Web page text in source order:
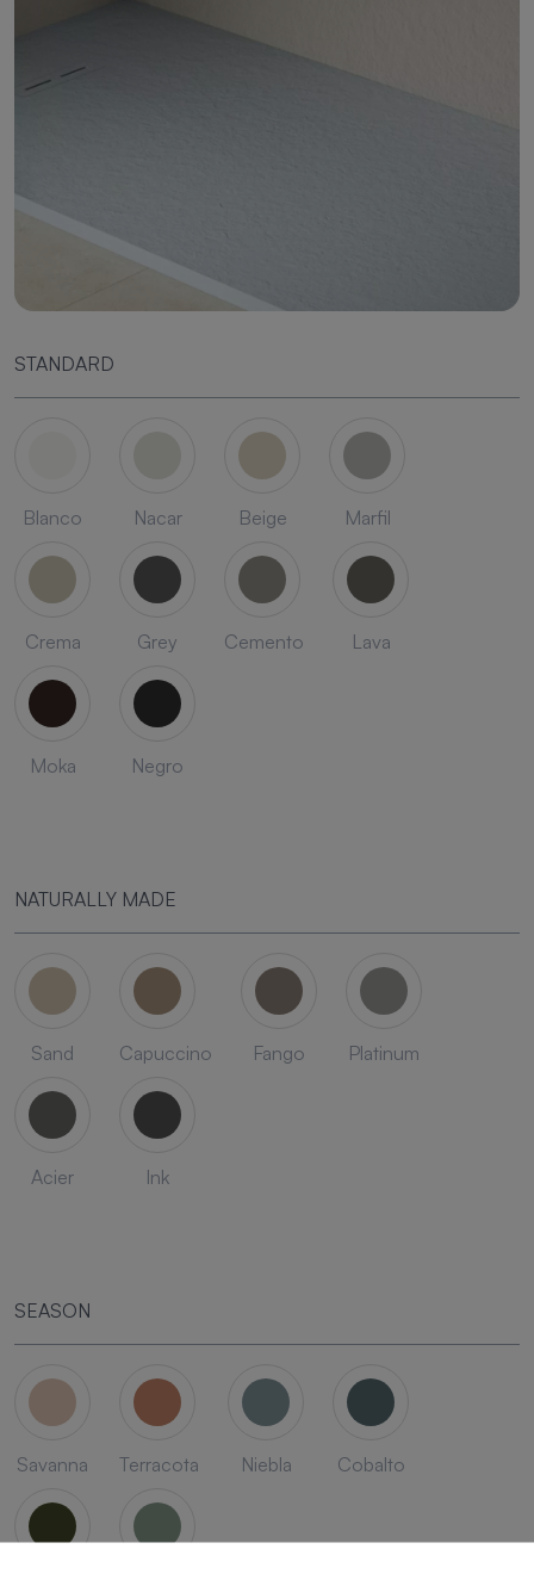
STANDARD
Blanco Nacar Beige Marfil
Crema Grey Cemento Lava
Moka Negro
NATURALLY MADE
Sand Capuccino Fango Platinum
Acier Ink
SEASON
Savanna Terracota Niebla Cobalto